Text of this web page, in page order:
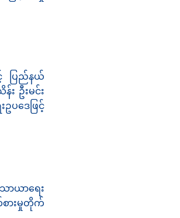
ပြည်နယ်
း ဦးမင်း
ပဒေဖြင့်
ာယာရေး
ားမှုတိုက်